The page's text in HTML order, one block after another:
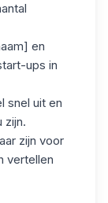
en
ups in
snel uit en
zijn.
zijn voor
vertellen